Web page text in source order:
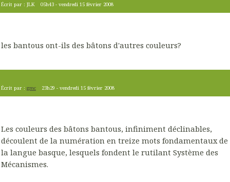
Écrit par : JLK 05h43 -vendredi 15 février 2008
les bantous ont-ils des bâtons d'autres couleurs?
Écrit par : gmc 23h29 -vendredi 15 février 2008
Les couleurs des bâtons bantous, infiniment déclinables,
découlent de la numération en treize mots fondamentaux de
la langue basque, lesquels fondent le rutilant Système des
Mécanismes.